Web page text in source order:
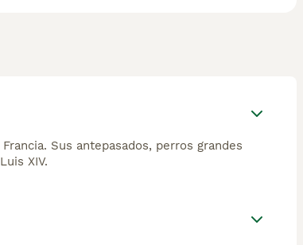
Sus antepasados, perros grandes
XIV.